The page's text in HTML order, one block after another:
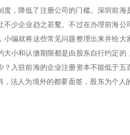
，降低了注册公司的门槛。深圳前海
少企业趋之若鹜。不过在办理前海公
编就将这些常见问题整理出来并给大
小和认缴期限都是由股东自行约定的
入驻前海的企业注册资本不能低于五
法人为境外的都要面签，股东为个人